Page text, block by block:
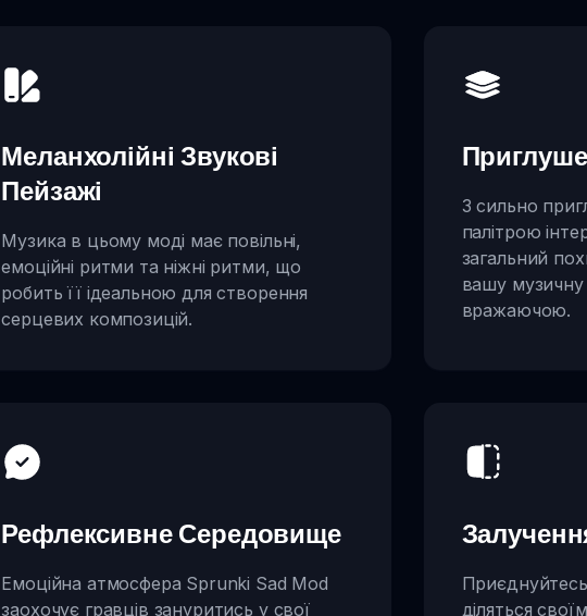
Меланхолійні Звукові
Пейзажі
Музика в цьому моді має повільні,
емоційні ритми та ніжні ритми, що
робить її ідеальною для створення
серцевих композицій.
З сильно
палітрою
загальний
вашу музичну
вражаючою.
Рефлексивне Середовище
Емоційна атмосфера Sprunki Sad Mod
заохочує гравців зануритись у свої
Приєднуйтесь
діляться